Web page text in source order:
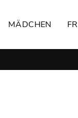
MÄDCHEN